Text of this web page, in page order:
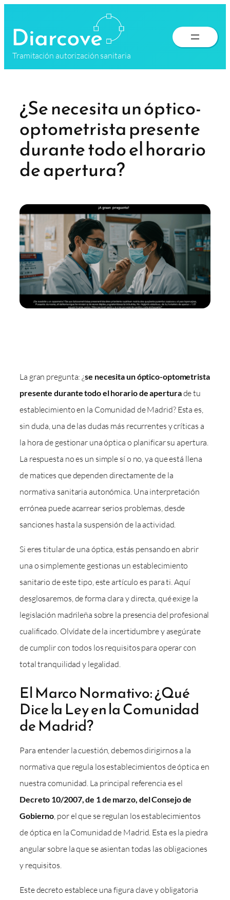
contenido
Tramitación autorización sanitaria
¿Se necesita un óptico-
optometrista presente
durante todo el horario
de apertura?
La gran pregunta: ¿se necesita un óptico-optometrista
presente durante todo el horario de aperturade tu
establecimiento en la Comunidad de Madrid? Esta es,
sin duda, una de las dudas más recurrentes y críticas a
la hora de gestionar una óptica o planificar su apertura.
La respuesta no es un simple sí o no, ya que está llena
de matices que dependen directamente de la
normativa sanitaria autonómica. Una interpretación
errónea puede acarrear serios problemas, desde
sanciones hasta la suspensión de la actividad.
Si eres titular de una óptica, estás pensando en abrir
una o simplemente gestionas un establecimiento
sanitario de este tipo, este artículo es para ti. Aquí
desglosaremos, de forma clara y directa, qué exige la
legislación madrileña sobre la presencia del profesional
cualificado. Olvídate de la incertidumbre y asegúrate
de cumplir con todos los requisitos para operar con
total tranquilidad y legalidad.
El Marco Normativo: ¿Qué
Dice la Ley en la Comunidad
de Madrid?
Para entender la cuestión, debemos dirigirnos a la
normativa que regula los establecimientos de óptica en
nuestra comunidad. La principal referencia es el
Decreto 10/2007, de 1 de marzo, del Consejo de
Gobierno , por el que se regulan los establecimientos
de óptica en la Comunidad de Madrid. Esta es la piedra
angular sobre la que se asientan todas las obligaciones
y requisitos.
Este decreto establece una figura clave y obligatoria